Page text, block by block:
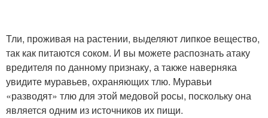
Тли, проживая на растении, выделяют липкое вещество,
так как питаются соком. И вы можете распознать атаку
вредителя по данному признаку, а также наверняка
увидите муравьев, охраняющих тлю. Муравьи
«разводят» тлю для этой медовой росы, поскольку она
является одним из источников их пищи.